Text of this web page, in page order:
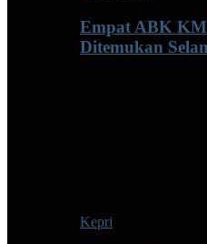
Empat ABK
Ditemukan
Kepri